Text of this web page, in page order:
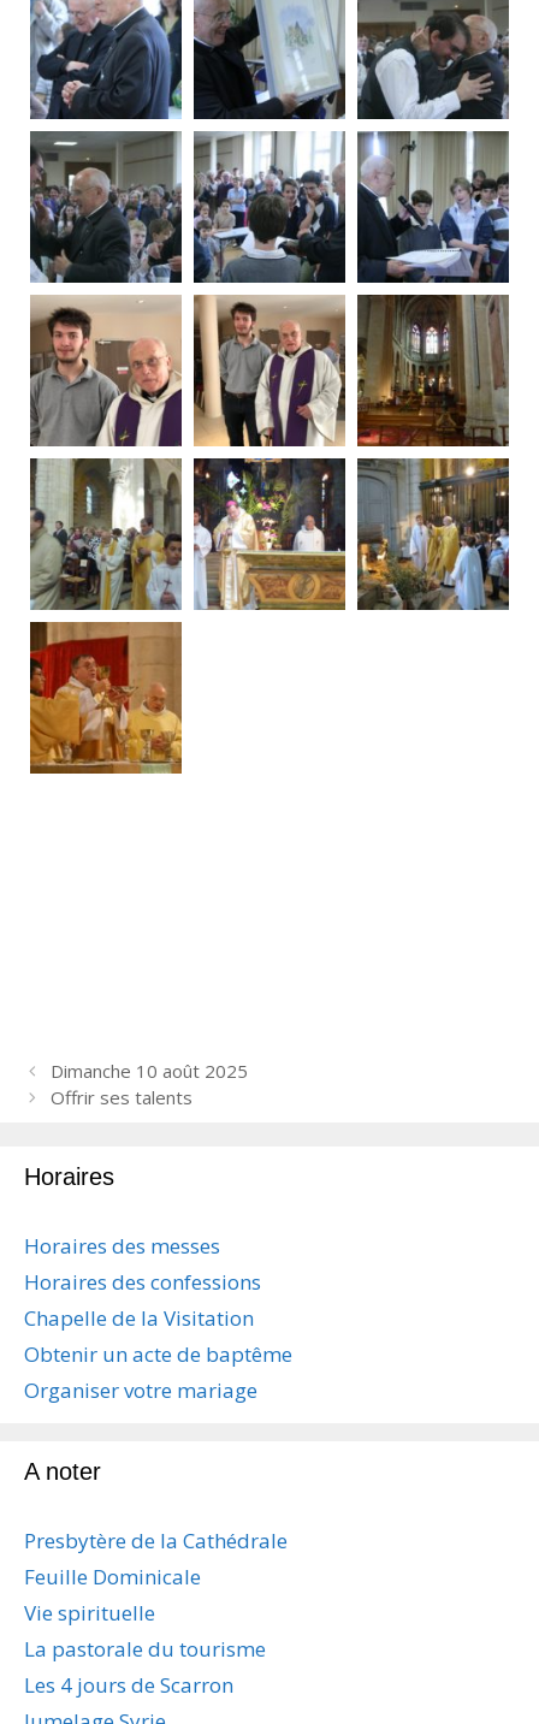
N
a
g
i
o
n
e
s
t
l
e
Dimanche 10 août 2025
Offrir ses talents
Horaires
Horaires des messes
Horaires des confessions
Chapelle de la Visitation
Obtenir un acte de baptême
Organiser votre mariage
A noter
Presbytère de la Cathédrale
Feuille Dominicale
Vie spirituelle
La pastorale du tourisme
Les 4 jours de Scarron